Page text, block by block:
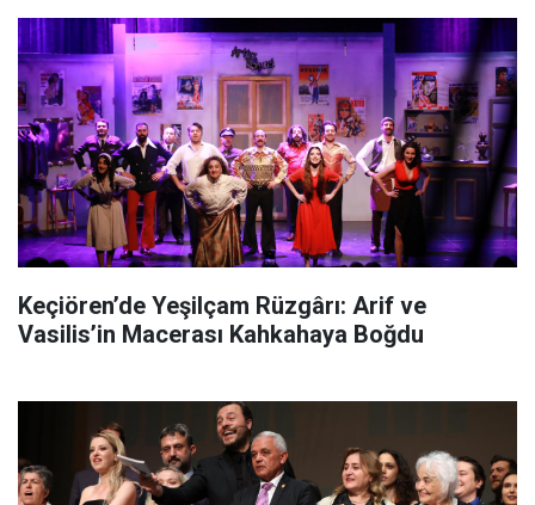
Keçiören’de Yeşilçam Rüzgârı: Arif ve
Vasilis’in Macerası Kahkahaya Boğdu